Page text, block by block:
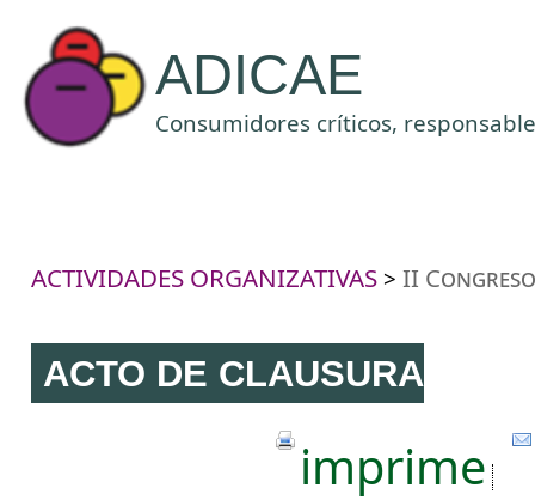
ADICAE
Consumidores críticos,
ACTIVIDADES ORGANIZATIVAS > II
ACTO DE CLAUSURA
imprime